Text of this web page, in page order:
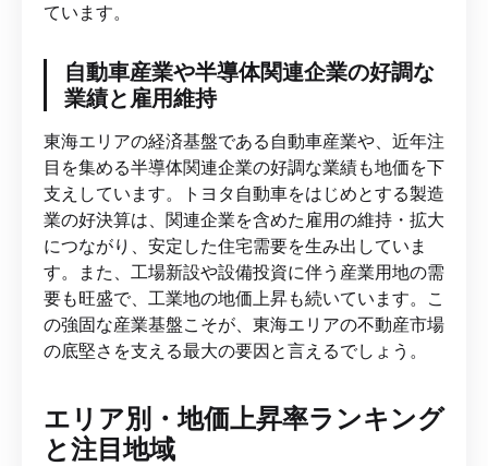
ています。
自動車産業や半導体関連企業の好調な
業績と雇用維持
東海エリアの経済基盤である自動車産業や、近年注
目を集める半導体関連企業の好調な業績も地価を下
支えしています。トヨタ自動車をはじめとする製造
業の好決算は、関連企業を含めた雇用の維持・拡大
につながり、安定した住宅需要を生み出していま
す。また、工場新設や設備投資に伴う産業用地の需
要も旺盛で、工業地の地価上昇も続いています。こ
の強固な産業基盤こそが、東海エリアの不動産市場
の底堅さを支える最大の要因と言えるでしょう。
エリア別・地価上昇率ランキング
と注目地域